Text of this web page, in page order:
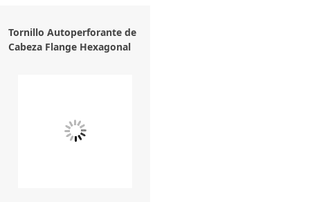
Tornillo Autoperforante de
Cabeza Flange Hexagonal